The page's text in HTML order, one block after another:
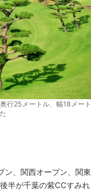
行25メートル、幅18メート
ン、関西オープン、関東
半が千葉の紫CCすみれ